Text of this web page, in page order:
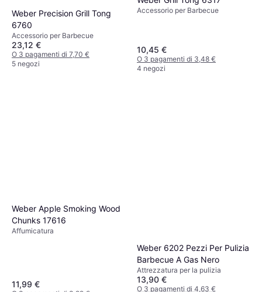
Weber Precision Grill Tong
6760
Accessorio per Barbecue
23,12 €
O 3 pagamenti di 7,70 €
5 negozi
Accessorio per Barbecue
10,45 €
O 3 pagamenti di 3,48 €
4 negozi
Weber Apple Smoking Wood
Chunks 17616
Affumicatura
11,99 €
Weber 6202 Pezzi Per Pulizia
Barbecue A Gas Nero
Attrezzatura per la pulizia
13,90 €
O 3 pagamenti di 4,63 €